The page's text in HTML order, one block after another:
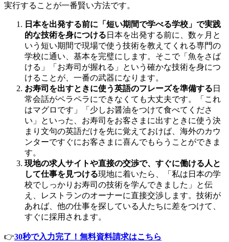
実行することが一番賢い方法です。
日本を出発する前に「短い期間で学べる学校」で実践
的な技術を身につける 日本を出発する前に、数ヶ月と
いう短い期間で現場で使う技術を教えてくれる専門の
学校に通い、基本を完璧にします。そこで「魚をさば
ける」「お寿司が握れる」という確かな技術を身につ
けることが、一番の武器になります。
お寿司を出すときに使う英語のフレーズを準備する 日
常会話がペラペラにできなくても大丈夫です。「これ
はマグロです」「少しお醤油をつけて食べてくださ
い」といった、お寿司をお客さまに出すときに使う決
まり文句の英語だけを先に覚えておけば、海外のカウ
ンターですぐにお客さまに喜んでもらうことができま
す。
現地の求人サイトや直接の交渉で、すぐに働ける人と
して仕事を見つける現地に着いたら、「私は日本の学
校でしっかりお寿司の技術を学んできました」と伝
え、レストランのオーナーに直接交渉します。技術が
あれば、他の仕事を探している人たちに差をつけて、
すぐに採用されます。
👉30秒で入力完了！無料資料請求はこちら